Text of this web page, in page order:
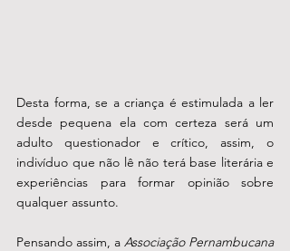
Desta forma, se a criança é estimulada a ler
desde pequena ela com certeza será um
adulto questionador e crítico, assim, o
indivíduo que não lê não terá base literária e
experiências para formar opinião sobre
qualquer assunto.
Pensando assim, a Associação Pernambucana